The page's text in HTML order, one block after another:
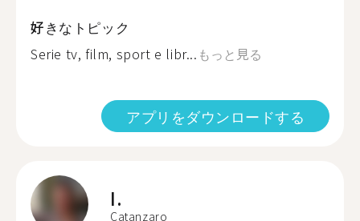
好きなトピック
Serie tv, film, sport e libr... もっと見る
アプリをダウンロードする
I.
Catanzaro